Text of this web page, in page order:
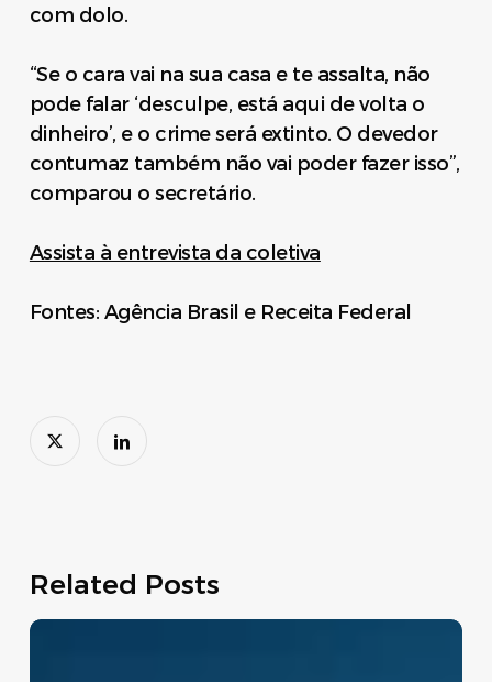
com dolo.
“Se o cara vai na sua casa e te assalta, não
pode falar ‘desculpe, está aqui de volta o
dinheiro’, e o crime será extinto. O devedor
contumaz também não vai poder fazer isso”,
comparou o secretário.
Assista à entrevista da coletiva
Fontes: Agência Brasil e Receita Federal
Related Posts
Move